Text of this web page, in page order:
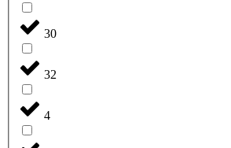
30
32
4